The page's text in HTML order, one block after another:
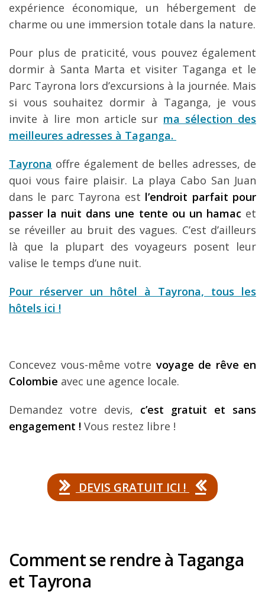
expérience économique, un hébergement de
charme ou une immersion totale dans la nature.
Pour plus de praticité, vous pouvez également
dormir à Santa Marta et visiter Taganga et le
Parc Tayrona lors d’excursions à la journée. Mais
si vous souhaitez dormir à Taganga, je vous
invite à lire mon article sur ma sélection des
meilleures adresses à Taganga.
Tayrona offre également de belles adresses, de
quoi vous faire plaisir. La playa Cabo San Juan
dans le parc Tayrona est l’endroit parfait pour
passer la nuit dans une tente ou un hamac et
se réveiller au bruit des vagues. C’est d’ailleurs
là que la plupart des voyageurs posent leur
valise le temps d’une nuit.
Pour réserver un hôtel à Tayrona, tous les
hôtels ici !
Concevez vous-même votre voyage de rêve en
Colombie avec une agence locale.
Demandez votre devis, c’est gratuit et sans
engagement ! Vous restez libre !
DEVIS GRATUIT ICI !
Comment se rendre à Taganga
et Tayrona